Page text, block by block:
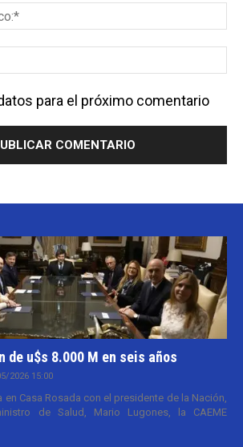
para el próximo comentario
de u$s 8.000 M en seis años
2026 15:00
en Casa Rosada con el presidente de la Nación,
de Salud, Mario Lugones, la CAEME